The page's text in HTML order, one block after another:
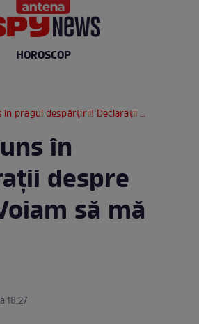
HOROSCOP
despre tensiunile din căsnicie: ”Voiam să mă distrez”
în
despre
să mă
18:27